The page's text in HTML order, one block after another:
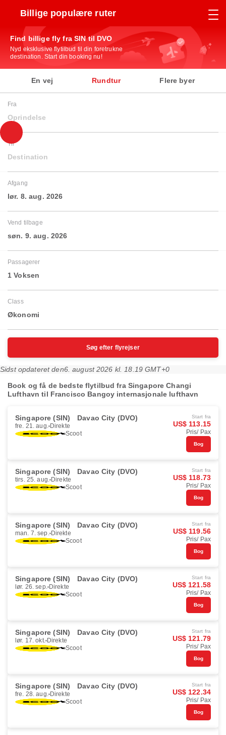
Billige populære ruter
Find billige fly fra SIN til DVO
Nyd eksklusive flytilbud til din foretrukne
destination. Start din booking nu!
En vej Rundtur Flere byer
Fra
Oprindelse
Til
Destination
Afgang
lør. 8. aug. 2026
Vend tilbage
søn. 9. aug. 2026
Passagerer
1 Voksen
Class
Økonomi
Søg efter flyrejser
Sidst opdateret den6. august 2026 kl. 18.19 GMT+0
Book og få de bedste flytilbud fra Singapore Changi
Lufthavn til Francisco Bangoy internasjonale lufthavn
Singapore (SIN) Davao City (DVO)
fre. 21. aug. Direkte
Scoot
Start fra
US$ 113.15
Pris/ Pax
Bog
Singapore (SIN) Davao City (DVO)
tirs. 25. aug. Direkte
Scoot
Start fra
US$ 118.73
Pris/ Pax
Bog
Singapore (SIN) Davao City (DVO)
man. 7. sep. Direkte
Scoot
Start fra
US$ 119.56
Pris/ Pax
Bog
Singapore (SIN) Davao City (DVO)
lør. 26. sep. Direkte
Scoot
Start fra
US$ 121.58
Pris/ Pax
Bog
Singapore (SIN) Davao City (DVO)
lør. 17. okt. Direkte
Scoot
Start fra
US$ 121.79
Pris/ Pax
Bog
Singapore (SIN) Davao City (DVO)
fre. 28. aug. Direkte
Scoot
Start fra
US$ 122.34
Pris/ Pax
Bog